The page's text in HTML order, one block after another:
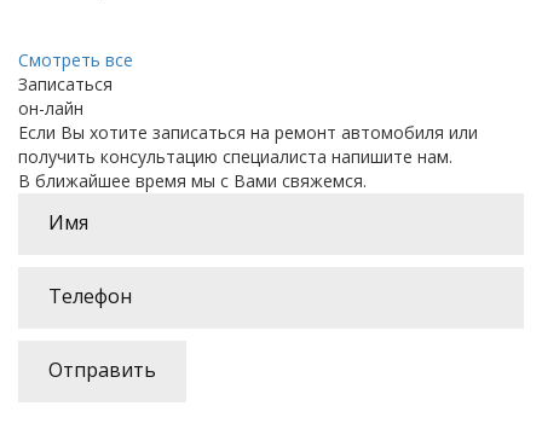
Смотреть все
Записаться
он-лайн
Если Вы хотите записаться на ремонт автомобиля или
получить консультацию специалиста напишите нам.
В ближайшее время мы с Вами свяжемся.